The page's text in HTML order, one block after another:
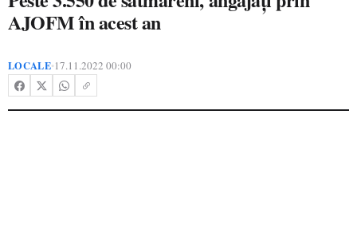
AJOFM în acest an
LOCALE•17.11.2022 00:00